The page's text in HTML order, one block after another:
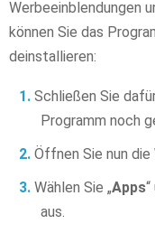
Werbeeinblendungen
können Sie das
deinstallieren:
Schließen Sie
Programm noch
Öffnen Sie nun die
Wählen Sie „Apps
aus.